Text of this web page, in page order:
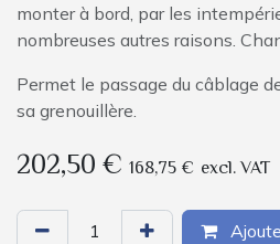
monter à bord, par les
nombreuses autres raisons.
Permet le passage du câblage
sa grenouillère.
202,50€ 168,75 € excl. VAT